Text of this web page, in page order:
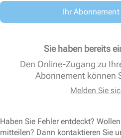
Ihr
Sie haben bereits
Den Online-Zugang zu
Abonnement können
Melden Sie
Haben Sie Fehler entdeckt?
mitteilen? Dann kontaktieren Sie